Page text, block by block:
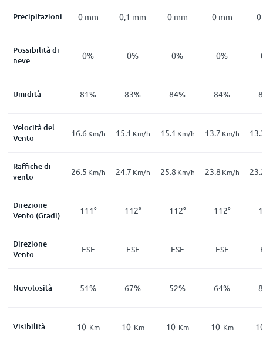
Precipitazioni 0 mm 0,1 mm 0 mm 0 mm 0
Possibilità di
neve
0% 0% 0% 0%
Umidità 81% 83% 84% 84%
Velocità del
Vento
16.6 Km/h 15.1 Km/h 15.1 Km/h 13.7 Km/h
Raffiche di
vento
26.5 Km/h 24.7 Km/h 25.8 Km/h 23.8 Km/h
Direzione
Vento (Gradi)
111° 112° 112° 112°
Direzione
Vento
ESE ESE ESE ESE
Nuvolosità 51% 67% 52% 64%
Visibilità 10 Km 10 Km 10 Km 10 Km